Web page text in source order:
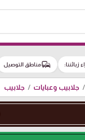
زبائننا: commuteمناطق التوصيل
جلابيب وعبايات جلابيب